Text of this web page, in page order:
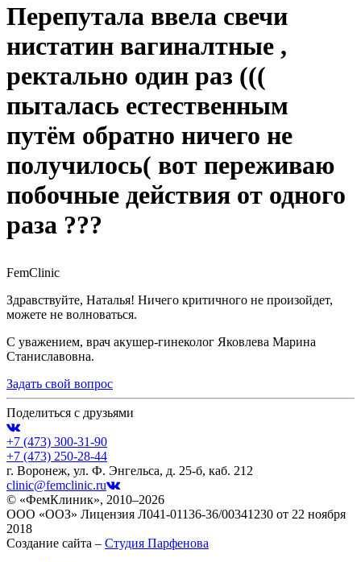
Перепутала ввела свечи
нистатин вагиналтные ,
ректально один раз (((
пыталась естественным
путём обратно ничего не
получилось( вот переживаю
побочные действия от одного
раза ???
FemClinic
Здравствуйте, Наталья! Ничего критичного не произойдет,
можете не волноваться.
С уважением, врач акушер-гинеколог Яковлева Марина
Станиславовна.
Задать свой вопрос
Поделиться с друзьями
+7 (473) 300-31-90
+7 (473) 250-28-44
г. Воронеж, ул. Ф. Энгельса, д. 25-б, каб. 212
clinic@femclinic.ru
© «ФемКлиник», 2010–2026
ООО «ООЗ» Лицензия Л041-01136-36/00341230 от 22 ноября
2018
Создание сайта – Студия Парфенова